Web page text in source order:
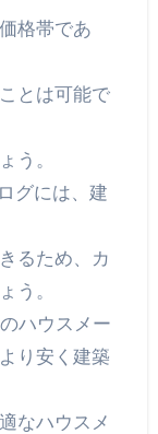
格帯であ
とは可能で
う。
グには、建
るため、カ
う。
ハウスメー
り安く建築
なハウスメ